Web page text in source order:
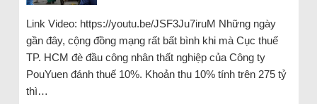
Link Video: https://youtu.be/JSF3Ju7iruM Những ngày
gần đây, cộng đồng mạng rất bất bình khi mà Cục thuế
TP. HCM đè đầu công nhân thất nghiệp của Công ty
PouYuen đánh thuế 10%. Khoản thu 10% tính trên 275 tỷ
thì…